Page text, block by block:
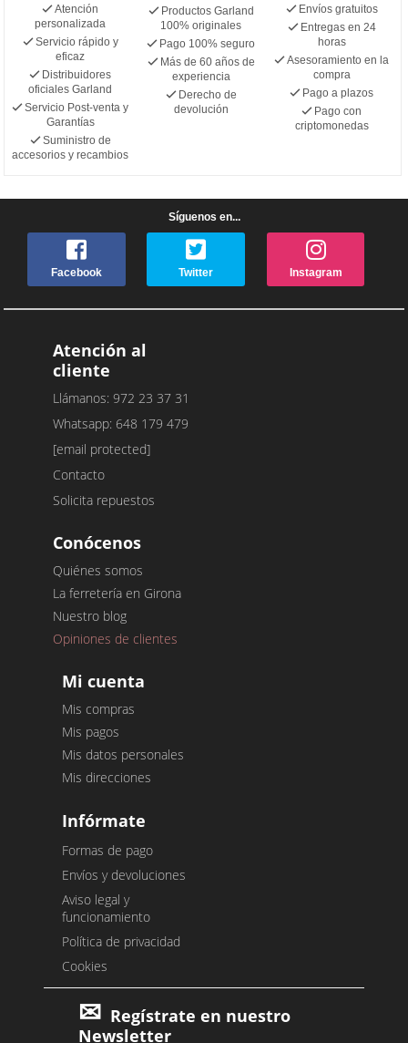
Atención
personalizada
Servicio rápido y
eficaz
Distribuidores
oficiales Garland
Servicio Post-venta y
Garantías
Suministro de
accesorios y recambios
Productos Garland
100% originales
Pago 100% seguro
Más de 60 años de
experiencia
Derecho de
devolución
Envíos gratuitos
Entregas en 24
horas
Asesoramiento en la
compra
Pago a plazos
Pago con
criptomonedas
Síguenos en...
Facebook Twitter Instagram
Atención al
cliente
Llámanos: 972 23 37 31
Whatsapp: 648 179 479
[email protected]
Contacto
Solicita repuestos
Conócenos
Quiénes somos
La ferretería en Girona
Nuestro blog
Opiniones de clientes
Mi cuenta
Mis compras
Mis pagos
Mis datos personales
Mis direcciones
Infórmate
Formas de pago
Envíos y devoluciones
Aviso legal y
funcionamiento
Política de privacidad
Cookies
Regístrate en nuestro
Newsletter